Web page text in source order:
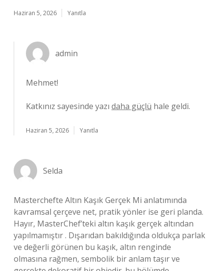
Haziran 5, 2026 Yanıtla
admin
Mehmet!
Katkınız sayesinde yazı daha güçlü hale geldi.
Haziran 5, 2026 Yanıtla
Selda
Masterchefte Altın Kaşık Gerçek Mi anlatımında
kavramsal çerçeve net, pratik yönler ise geri planda.
Hayır, MasterChef’teki altın kaşık gerçek altından
yapılmamıştır . Dışarıdan bakıldığında oldukça parlak
ve değerli görünen bu kaşık, altın renginde
olmasına rağmen, sembolik bir anlam taşır ve